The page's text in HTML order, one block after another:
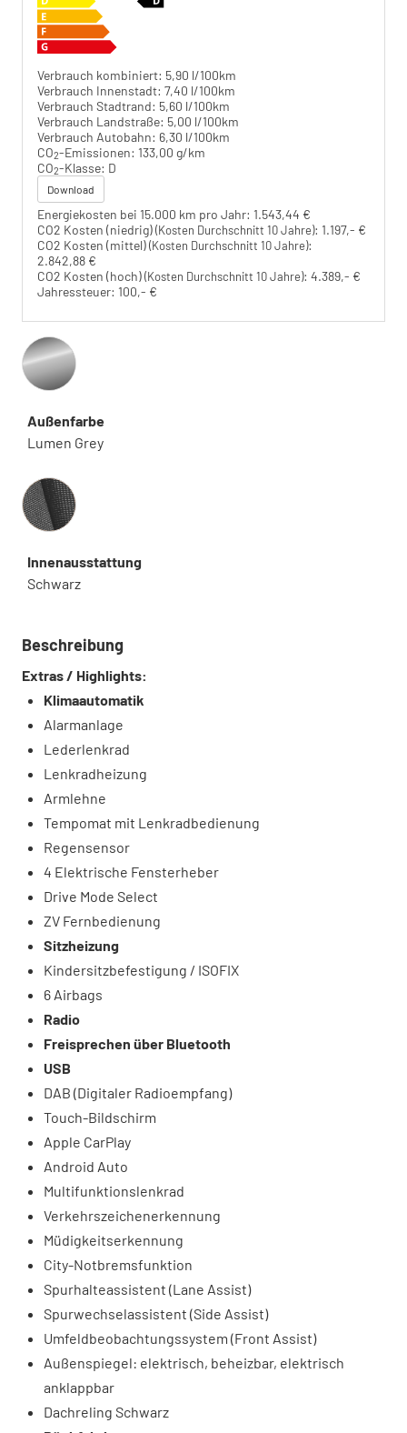
Verbrauch kombiniert: 5,90 l/100km
Verbrauch Innenstadt: 7,40 l/100km
Verbrauch Stadtrand: 5,60 l/100km
Verbrauch Landstraße: 5,00 l/100km
Verbrauch Autobahn: 6,30 l/100km
CO2-Emissionen: 133,00 g/km
CO2-Klasse: D
Download
Energiekosten bei 15.000 km pro Jahr: 1.543,44 €
CO2 Kosten (niedrig)(Kosten Durchschnitt 10 Jahre): 1.197,- €
CO2 Kosten (mittel)(Kosten Durchschnitt 10 Jahre):
2.842,88 €
CO2 Kosten (hoch)(Kosten Durchschnitt 10 Jahre): 4.389,- €
Jahressteuer: 100,- €
Außenfarbe
Lumen Grey
Innenausstattung
Innenausstattung
Schwarz
Beschreibung
Extras / Highlights:
Klimaautomatik
Alarmanlage
Lederlenkrad
Lenkradheizung
Armlehne
Tempomat mit Lenkradbedienung
Regensensor
4 Elektrische Fensterheber
Drive Mode Select
ZV Fernbedienung
Sitzheizung
Kindersitzbefestigung / ISOFIX
6 Airbags
Radio
Freisprechen über Bluetooth
USB
DAB (Digitaler Radioempfang)
Touch-Bildschirm
Apple CarPlay
Android Auto
Multifunktionslenkrad
Verkehrszeichenerkennung
Müdigkeitserkennung
City-Notbremsfunktion
Spurhalteassistent (Lane Assist)
Spurwechselassistent (Side Assist)
Umfeldbeobachtungssystem (Front Assist)
Außenspiegel: elektrisch, beheizbar, elektrisch
anklappbar
Dachreling Schwarz